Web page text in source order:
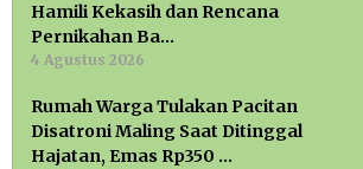
Hamili Kekasih dan Rencana
Pernikahan Ba…
4 Agustus 2026
Rumah Warga Tulakan Pacitan
Disatroni Maling Saat Ditinggal
Hajatan, Emas Rp350 …